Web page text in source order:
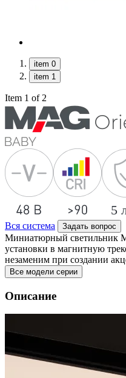
item 0
item 1
Item 1 of 2
Вся система Задать вопрос
Миниатюрный светильник
установки в магнитную
незаменим при создании
Все модели серии
Описание